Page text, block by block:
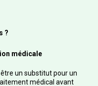
?
médicale
un substitut pour un
médical avant